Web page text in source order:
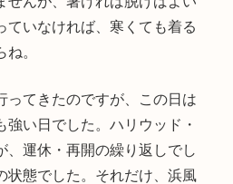
ていなければ、寒くても着る
。
ってきたのですが、この日は
い日でした。ハリウッド・
、運休・再開の繰り返しでし
状態でした。それだけ、浜風